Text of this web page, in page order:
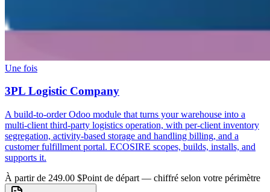
Une fois
3PL Logistic Company
A build-to-order Odoo module that turns your warehouse into a
multi-client third-party logistics operation, with per-client inventory
segregation, activity-based storage and handling billing, and a
customer fulfillment portal. ECOSIRE scopes, builds, installs, and
supports it.
À partir de 249.00 $Point de départ — chiffré selon votre périmètre